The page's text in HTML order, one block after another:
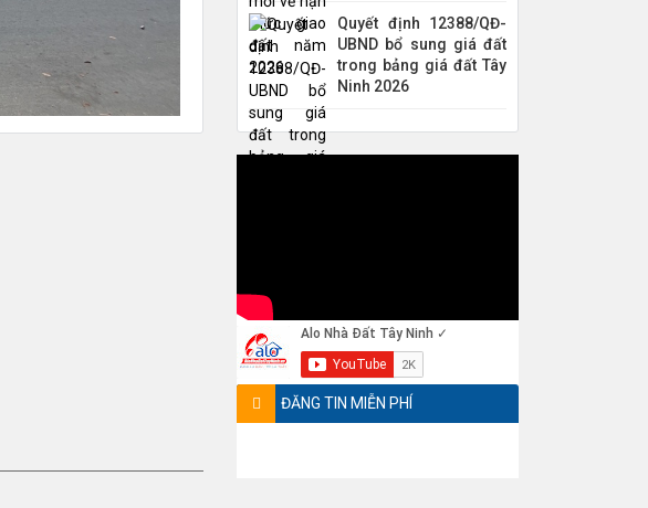
Quyết định 12388/QĐ-
UBND bổ sung giá đất
trong bảng giá đất Tây
Ninh 2026
ĐĂNG TIN MIỄN PHÍ